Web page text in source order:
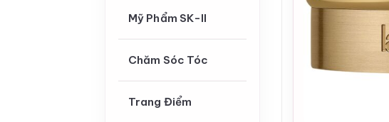
Mỹ Phẩm SK-II
Chăm Sóc Tóc
Trang Điểm